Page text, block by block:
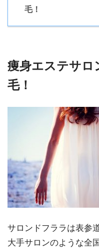
毛！
痩身エステサロ
毛！
サロンドフララは表参
大手サロンのような全